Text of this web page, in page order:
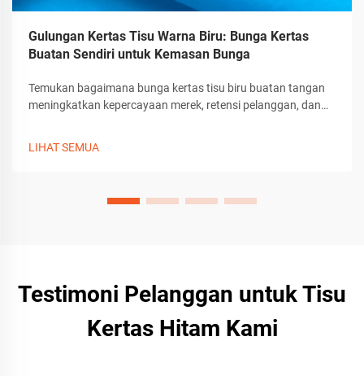
Gulungan Kertas Tisu Warna Biru: Bunga Kertas
Buatan Sendiri untuk Kemasan Bunga
Temukan bagaimana bunga kertas tisu biru buatan tangan
meningkatkan kepercayaan merek, retensi pelanggan, dan
LIHAT SEMUA
Testimoni Pelanggan untuk Tisu
Kertas Hitam Kami